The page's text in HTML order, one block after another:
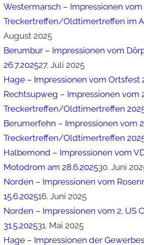
Westermarsch – Impressionen vom
Treckertreffen/Oldtimertreffen im
August 2025
Berumbur – Impressionen vom
26.7.202527. Juli 2025
Hage – Impressionen vom Ortsfest
Rechtsupweg – Impressionen vom
Treckertreffen/Oldtimertreffen
Berumerfehn – Impressionen vom
Treckertreffen/Oldtimertreffen
Halbemond – Impressionen vom
Motodrom am 28.6.202530. Juni
Norden – Impressionen vom
15.6.202516. Juni 2025
Norden – Impressionen vom 2. US
31.5.202531. Mai 2025
Hage – Impressionen der